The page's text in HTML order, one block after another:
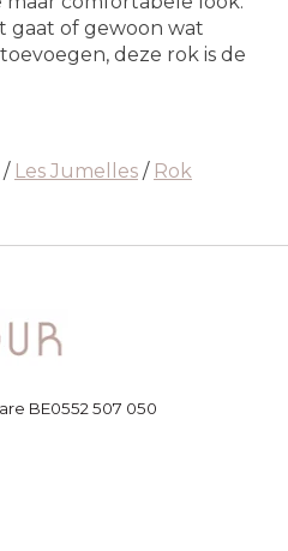
gaat of gewoon wat
deze rok is de
/ Les Jumelles / Rok
BE0552 507 050